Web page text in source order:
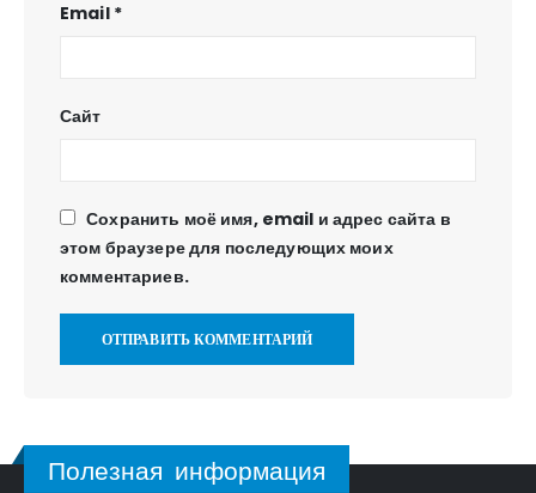
Email *
Сайт
Сохранить моё имя, email и адрес сайта в
этом браузере для последующих моих
комментариев.
Полезная информация